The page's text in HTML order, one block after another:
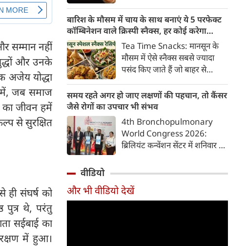
सम्मान नहीं
और उनके
अजेय योद्धा
में, जब समाज
का जीवन हमें
से सुरक्षित
संघर्ष को
पुत्र थे, परंतु
सईबाई का
में हुआ।
संकेत देना शुरू कर देता है।
अक्सर हम हलकी लालिमा या आंखों
के पीलेपन को थकान समझकर टाल
देते हैं। लेकिन शरीर के ये छोटे-छोटे
बदलाव असल में एक बहुत बड़ी
चेतावनी हो सकते हैं।
बारिश के मौसम में चाय के साथ बनाएं ये 5 परफेक्ट
कॉम्बिनेशन वाले क्रिस्पी स्नैक्स, हर कोई करेगा
तारीफ
Tea Time Snacks: मानसून के
मौसम में ऐसे स्नैक्स सबसे ज्यादा
पसंद किए जाते हैं जो बाहर से
लाजवाब हों। यहां आपके लिये प्रस्तुत
हैं पकौड़ों से लेकर कॉर्न फ्रिटर्स तक
के कई मसालेदार स्नैक्स की ऐसी
रेसिपीज, जिन्हें आप घर पर कम
समय में आसानी से तैयार कर सकते
हैं।
समय रहते अगर हो जाए लक्षणों की पहचान, तो कैंसर
जैसे रोगों का उपचार भी संभव
4th Bronchopulmonary
World Congress 2026:
ब्रिलियंट कन्वेंशन सेंटर में शनिवार से
विदेश से आए पल्मोनोलॉजिस्ट,
क्रिटिकल केयर विशेषज्ञ, थोरासिक
वीडियो
और भी वीडियो देखें